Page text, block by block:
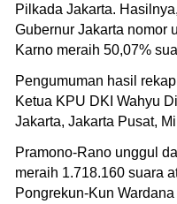
Pilkada Jakarta.
Gubernur Jakarta nomor
Karno meraih 50,07%
Pengumuman hasil
Ketua KPU DKI Wahyu
Jakarta, Jakarta Pusat,
Pramono-Rano unggul
meraih 1.718.160 suara
Pongrekun-Kun